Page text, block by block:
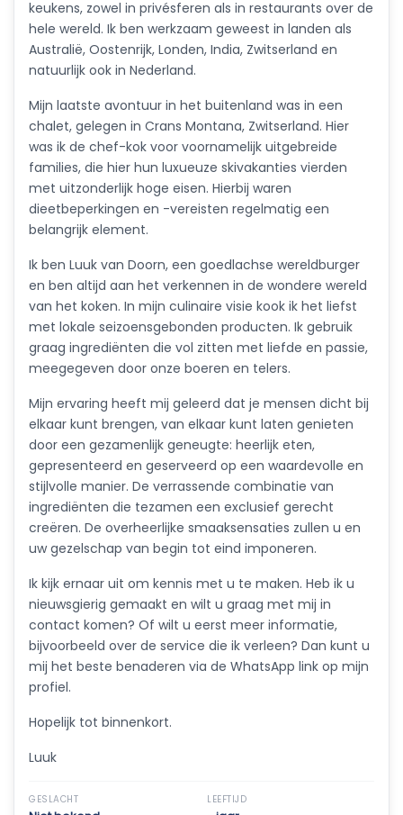
keukens, zowel in privésferen als in restaurants over de
hele wereld. Ik ben werkzaam geweest in landen als
Australië, Oostenrijk, Londen, India, Zwitserland en
natuurlijk ook in Nederland.
Mijn laatste avontuur in het buitenland was in een
chalet, gelegen in Crans Montana, Zwitserland. Hier
was ik de chef-kok voor voornamelijk uitgebreide
families, die hier hun luxueuze skivakanties vierden
met uitzonderlijk hoge eisen. Hierbij waren
dieetbeperkingen en -vereisten regelmatig een
belangrijk element.
Ik ben Luuk van Doorn, een goedlachse wereldburger
en ben altijd aan het verkennen in de wondere wereld
van het koken. In mijn culinaire visie kook ik het liefst
met lokale seizoensgebonden producten. Ik gebruik
graag ingrediënten die vol zitten met liefde en passie,
meegegeven door onze boeren en telers.
Mijn ervaring heeft mij geleerd dat je mensen dicht bij
elkaar kunt brengen, van elkaar kunt laten genieten
door een gezamenlijk geneugte: heerlijk eten,
gepresenteerd en geserveerd op een waardevolle en
stijlvolle manier. De verrassende combinatie van
ingrediënten die tezamen een exclusief gerecht
creëren. De overheerlijke smaaksensaties zullen u en
uw gezelschap van begin tot eind imponeren.
Ik kijk ernaar uit om kennis met u te maken. Heb ik u
nieuwsgierig gemaakt en wilt u graag met mij in
contact komen? Of wilt u eerst meer informatie,
bijvoorbeeld over de service die ik verleen? Dan kunt u
mij het beste benaderen via de WhatsApp link op mijn
profiel.
Hopelijk tot binnenkort.
Luuk
GESLACHT LEEFTIJD